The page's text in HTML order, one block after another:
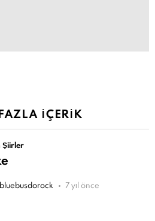
İÇERIK
Şiirler
bluebusdorock 7 yıl önce